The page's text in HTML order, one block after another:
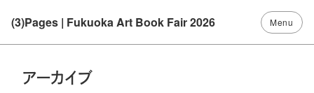
(3)Pages | Fukuoka Art Book Fair 2026
アーカイブ